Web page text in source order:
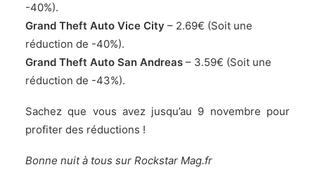
-40%).
Grand Theft Auto Vice City – 2.69€ (Soit une
réduction de -40%).
Grand Theft Auto San Andreas – 3.59€ (Soit une
réduction de -43%).
Sachez que vous avez jusqu’au 9 novembre pour
profiter des réductions !
Bonne nuit à tous sur Rockstar Mag.fr